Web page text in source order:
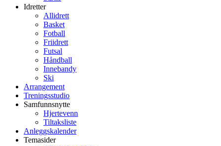
Idretter
Allidrett
Basket
Fotball
Friidrett
Futsal
Håndball
Innebandy
Ski
Arrangement
Treningsstudio
Samfunnsnytte
Hjertevenn
Tiltaksliste
Anleggskalender
Temasider